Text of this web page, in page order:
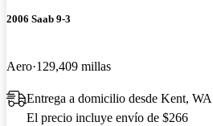
2006 Saab 9-3
Aero 129,409 millas
Entrega a domicilio desde Kent, WA
El precio incluye envío de $266